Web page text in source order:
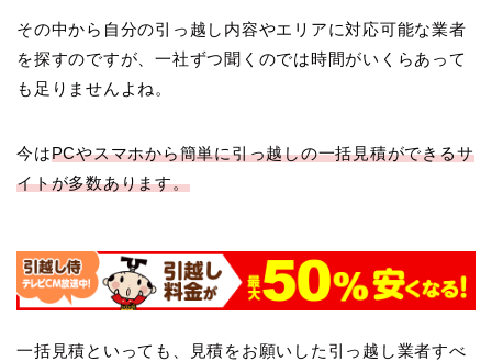
その中から自分の引っ越し内容やエリアに対応可能な業者
を探すのですが、一社ずつ聞くのでは時間がいくらあって
も足りませんよね。
今はPCやスマホから簡単に引っ越しの一括見積ができるサ
イトが多数あります。
一括見積といっても、見積をお願いした引っ越し業者すべ